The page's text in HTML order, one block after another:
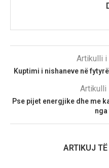
Artikulli i
Kuptimi i nishaneve në
Artikulli
Pse pijet energjike dhe me
ARTIKUJ